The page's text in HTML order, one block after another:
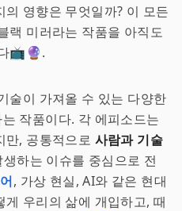
의 영향은 무엇일까? 이 모든
랙 미러라는 작품을 아직도
📺🔮.
술이 가져올 수 있는 다양한
작품이다. 각 에피소드는
만, 공통적으로 사람과 기술
하는 이슈를 중심으로 전
, 가상 현실, AI와 같은 현대
우리의 삶에 개입하고, 때